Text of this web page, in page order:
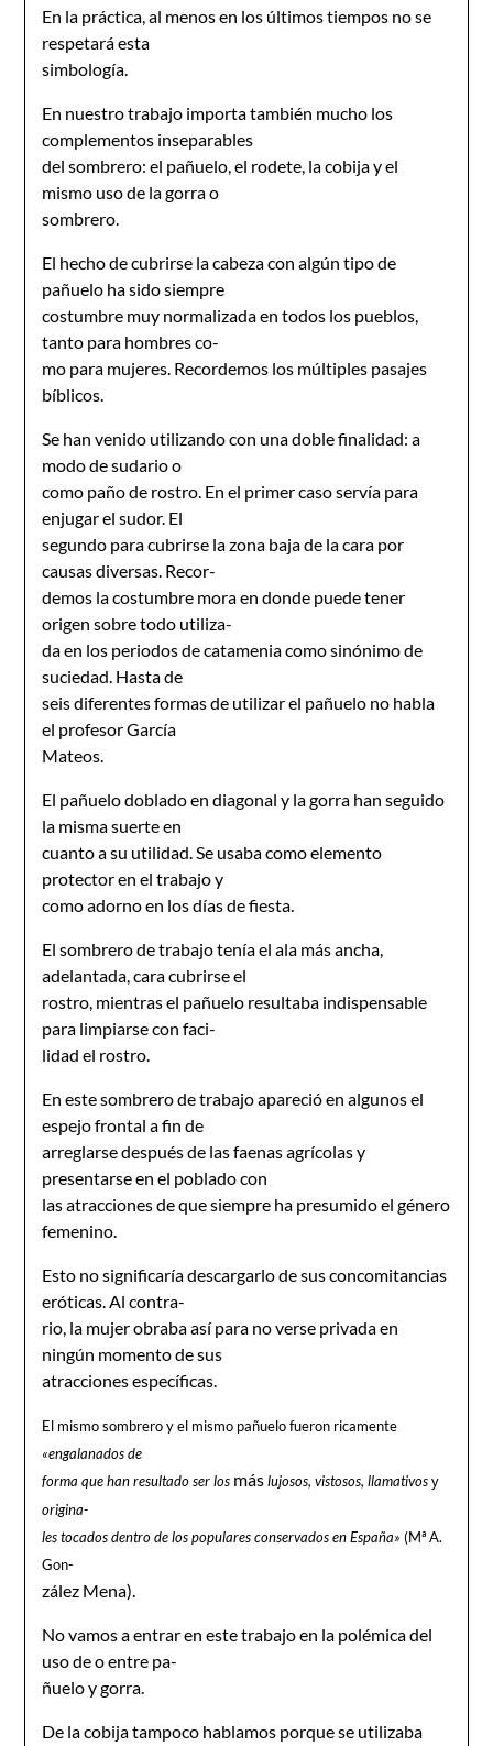
En la práctica, al menos en los últimos tiempos no se
respetará esta
simbología.
En nuestro trabajo importa también mucho los
complementos inseparables
del sombrero: el pañuelo, el rodete, la cobija y el
mismo uso de la gorra o
sombrero.
El hecho de cubrirse la cabeza con algún tipo de
pañuelo ha sido siempre
costumbre muy normalizada en todos los pueblos,
tanto para hombres co-
mo para mujeres. Recordemos los múltiples pasajes
bíblicos.
Se han venido utilizando con una doble finalidad: a
modo de sudario o
como paño de rostro. En el primer caso servía para
enjugar el sudor. El
segundo para cubrirse la zona baja de la cara por
causas diversas. Recor-
demos la costumbre mora en donde puede tener
origen sobre todo utiliza-
da en los periodos de catamenia como sinónimo de
suciedad. Hasta de
seis diferentes formas de utilizar el pañuelo no habla
el profesor García
Mateos.
El pañuelo doblado en diagonal y la gorra han seguido
la misma suerte en
cuanto a su utilidad. Se usaba como elemento
protector en el trabajo y
como adorno en los días de fiesta.
El sombrero de trabajo tenía el ala más ancha,
adelantada, cara cubrirse el
rostro, mientras el pañuelo resultaba indispensable
para limpiarse con faci-
lidad el rostro.
En este sombrero de trabajo apareció en algunos el
espejo frontal a fin de
arreglarse después de las faenas agrícolas y
presentarse en el poblado con
las atracciones de que siempre ha presumido el género
femenino.
Esto no significaría descargarlo de sus concomitancias
eróticas. Al contra-
rio, la mujer obraba así para no verse privada en
ningún momento de sus
atracciones específicas.
El mismo sombrero y el mismo pañuelo fueron ricamente
«engalanados de
forma que han resultado ser los máslujosos, vistosos, llamativosy
origina-
les tocados dentro de los populares conservados en España»(Mª A.
Gon-
zález Mena).
No vamos a entrar en este trabajo en la polémica del
uso de o entre pa-
ñuelo y gorra.
De la cobija tampoco hablamos porque se utilizaba